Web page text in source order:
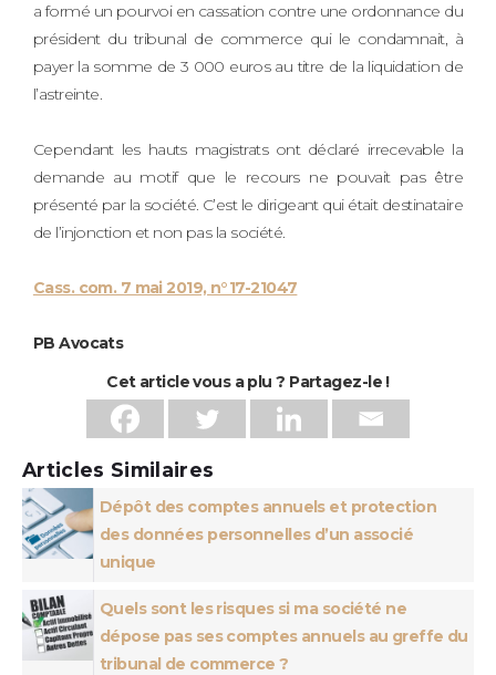
a formé un pourvoi en cassation contre une ordonnance du
président du tribunal de commerce qui le condamnait, à
payer la somme de 3 000 euros au titre de la liquidation de
l’astreinte.
Cependant les hauts magistrats ont déclaré irrecevable la
demande au motif que le recours ne pouvait pas être
présenté par la société. C’est le dirigeant qui était destinataire
de l’injonction et non pas la société.
Cass. com. 7 mai 2019, n°17-21047
PB Avocats
Cet article vous a plu ? Partagez-le !
Articles Similaires
Dépôt des comptes annuels et protection
des données personnelles d’un associé
unique
Quels sont les risques si ma société ne
dépose pas ses comptes annuels au greffe du
tribunal de commerce ?